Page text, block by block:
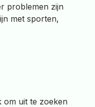
problemen zijn
met sporten,
om uit te zoeken